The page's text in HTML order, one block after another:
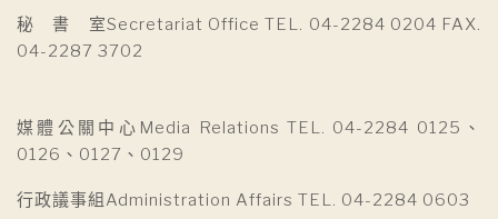
秘 書 室Secretariat Office TEL. 04-2284 0204 FAX.
04-2287 3702
媒體公關中心Media Relations TEL. 04-2284 0125、
0126、0127、0129
行政議事組Administration Affairs TEL. 04-2284 0603